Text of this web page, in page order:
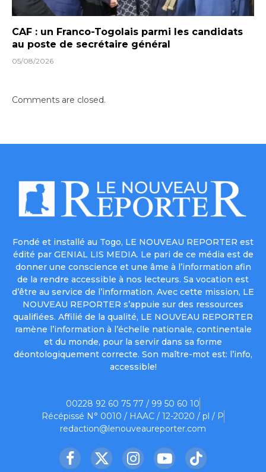
CAF : un Franco-Togolais parmi les candidats
au poste de secrétaire général
05/08/2026
Comments are closed.
Fondé et installé au Togo, LE NOUVEAU REPORTER est
édité par GENIAL LIS MEDIA. Le pari de ce média est de
donner une conscience et une âme à l’information afin
de la rendre accessible à nos lecteurs. Sa vocation est
d’être au service de l’information. Avec cette mission, LE
NOUVEAU REPORTER s’appuie sur des ressources
qualifiées. Affilié de la qualité, LE NOUVEAU REPORTER
ramène l’information à l’échelle nationale, continentale
et du monde, pour la servir dans sa forme
déontologiquement correcte. Son maître-mot est: l’info,
accessible!
00228 92 60 75 77 / 99 50 60 10
Récépissé N° 0010 / HAAC / 12-2020 / pl / P
redaction@lenouveaureporter.com
Facebook
X
InstagramYouTubeTikTok